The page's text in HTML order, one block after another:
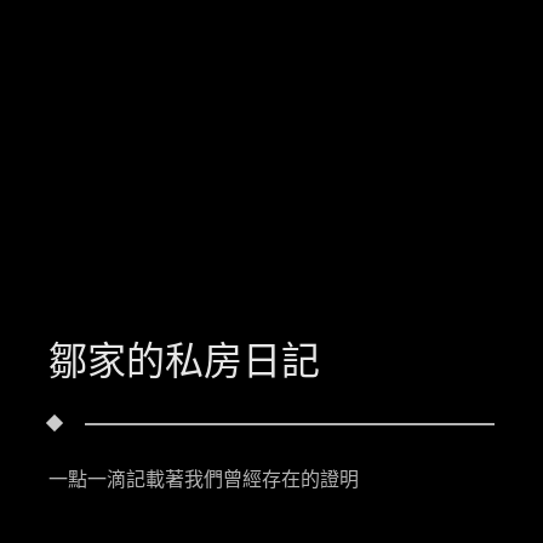
鄒家的私房日記
一點一滴記載著我們曾經存在的證明